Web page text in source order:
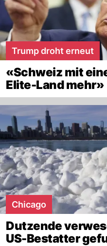
Trump droht erneut
«Schweiz mit
Elite-Land mehr»
Chicago
Dutzende
US-Bestatter